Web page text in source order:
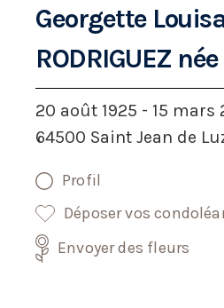
Georgette
RODRIGUEZ
20 août 1925 - 15 mars
64500 Saint Jean de
Profil
Déposer vos
Envoyer des fleurs